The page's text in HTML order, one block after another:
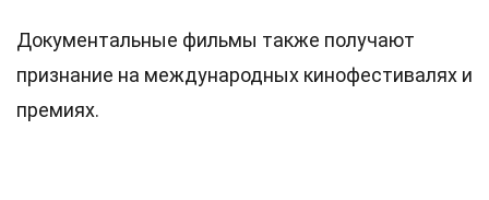
Документальные фильмы также получают
признание на международных кинофестивалях и
премиях.